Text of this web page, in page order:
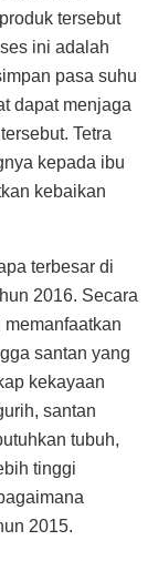
tersebut
ini adalah
pasa suhu
dapat menjaga
Tetra
kepada ibu
kebaikan
terbesar di
2016. Secara
santan yang
kekayaan
santan
tubuh,
tinggi
2015.